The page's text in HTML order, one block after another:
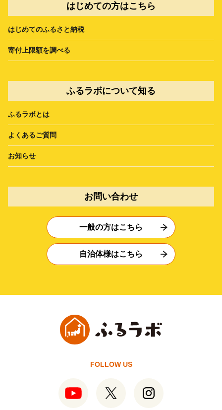
はじめての方はこちら
はじめてのふるさと納税
寄付上限額を調べる
ふるラボについて知る
ふるラボとは
よくあるご質問
お知らせ
お問い合わせ
一般の方はこちら
自治体様はこちら
FOLLOW US